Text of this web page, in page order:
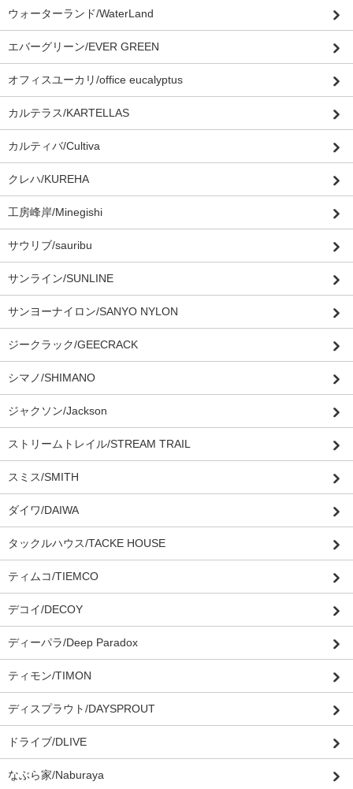
ウォーターランド/WaterLand
エバーグリーン/EVER GREEN
オフィスユーカリ/office eucalyptus
カルテラス/KARTELLAS
カルティバ/Cultiva
クレハ/KUREHA
工房峰岸/Minegishi
サウリブ/sauribu
サンライン/SUNLINE
サンヨーナイロン/SANYO NYLON
ジークラック/GEECRACK
シマノ/SHIMANO
ジャクソン/Jackson
ストリームトレイル/STREAM TRAIL
スミス/SMITH
ダイワ/DAIWA
タックルハウス/TACKE HOUSE
ティムコ/TIEMCO
デコイ/DECOY
ディーパラ/Deep Paradox
ティモン/TIMON
ディスプラウト/DAYSPROUT
ドライブ/DLIVE
なぶら家/Naburaya